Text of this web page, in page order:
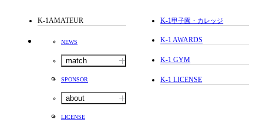
K-1AMATEUR
NEWS
match
SPONSOR
about
LICENSE
K-1甲子園・カレッジ
K-1 AWARDS
K-1 GYM
K-1 LICENSE